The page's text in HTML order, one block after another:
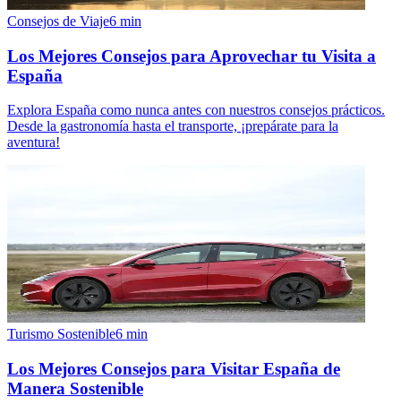
Consejos de Viaje6 min
Los Mejores Consejos para Aprovechar tu Visita a
España
Explora España como nunca antes con nuestros consejos prácticos.
Desde la gastronomía hasta el transporte, ¡prepárate para la
aventura!
Turismo Sostenible6 min
Los Mejores Consejos para Visitar España de
Manera Sostenible